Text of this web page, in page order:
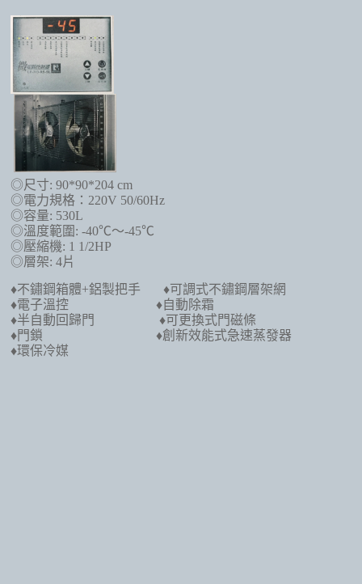
◎尺寸: 90*90*204 cm
◎電力規格：220V 50/60Hz
◎容量: 530L
◎溫度範圍: -40℃～-45℃
◎壓縮機: 1 1/2HP
◎層架: 4片
♦不鏽鋼箱體+鋁製把手 ♦可調式不鏽鋼層架網
♦電子溫控 ♦自動除霜
♦半自動回歸門 ♦可更換式門磁條
♦門鎖 ♦創新效能式急速蒸發器
♦環保冷媒